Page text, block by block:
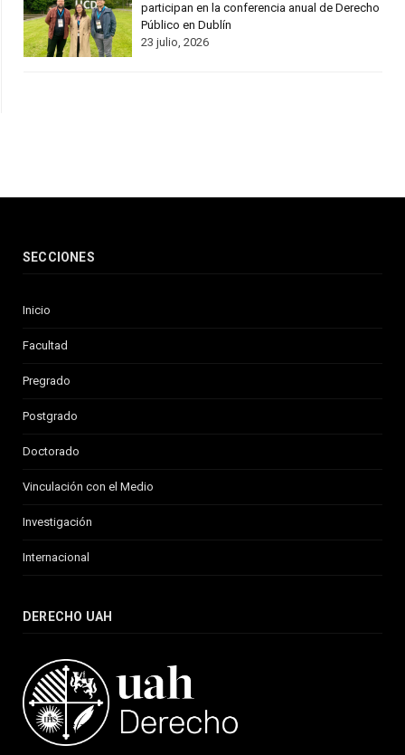
participan en la conferencia anual de Derecho
Público en Dublín
23 julio, 2026
SECCIONES
Inicio
Facultad
Pregrado
Postgrado
Doctorado
Vinculación con el Medio
Investigación
Internacional
DERECHO UAH